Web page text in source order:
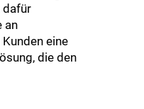
dafür
an
eine
die den